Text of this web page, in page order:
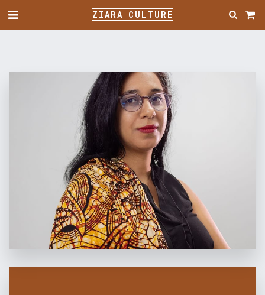
ZIARA CULTURE